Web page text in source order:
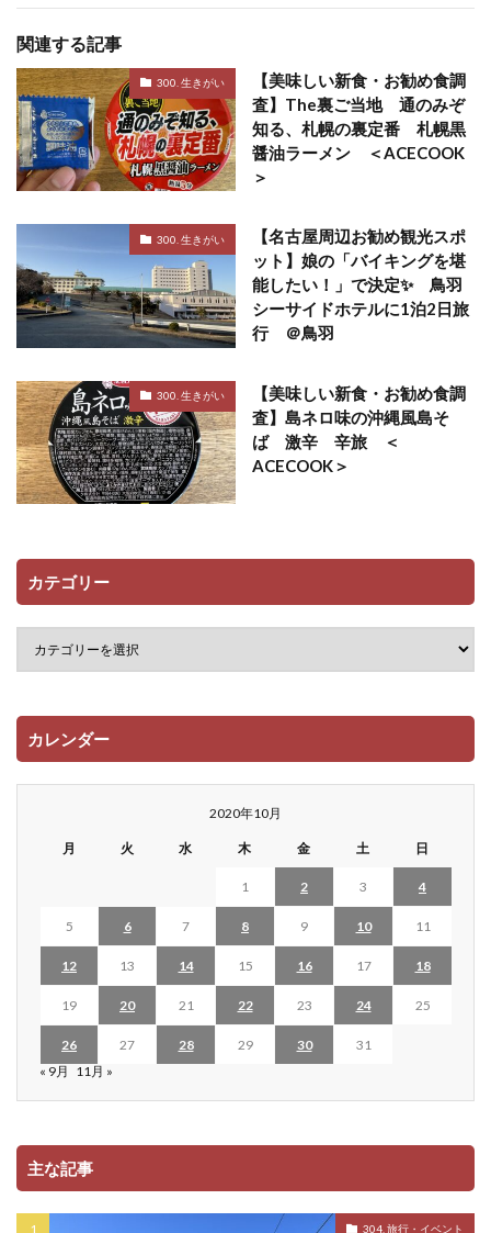
関連する記事
300. 生きがい
【美味しい新食・お勧め食調
査】The裏ご当地 通のみぞ
知る、札幌の裏定番 札幌黒
醤油ラーメン ＜ACECOOK
＞
300. 生きがい
【名古屋周辺お勧め観光スポ
ット】娘の「バイキングを堪
能したい！」で決定✨ 鳥羽
シーサイドホテルに1泊2日旅
行 ＠鳥羽
300. 生きがい
【美味しい新食・お勧め食調
査】島ネロ味の沖縄風島そ
ば 激辛 辛旅 ＜
ACECOOK＞
カテゴリー
カレンダー
2020年10月
月 火 水 木 金 土 日
1 2 3 4
5 6 7 8 9 10 11
12 13 14 15 16 17 18
19 20 21 22 23 24 25
26 27 28 29 30
31
« 9月 11月 »
主な記事
304. 旅行・イベント